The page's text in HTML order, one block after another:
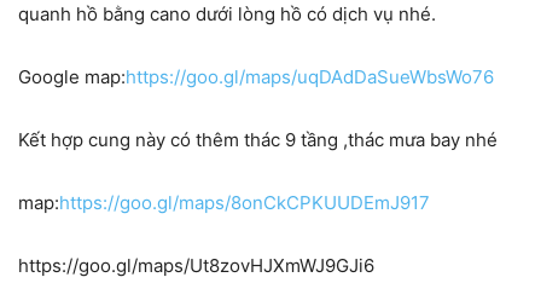
quanh hồ bằng cano dưới lòng hồ có dịch vụ nhé.
Google map:https://goo.gl/maps/uqDAdDaSueWbsWo76
Kết hợp cung này có thêm thác 9 tầng ,thác mưa bay nhé
map:https://goo.gl/maps/8onCkCPKUUDEmJ917
https://goo.gl/maps/Ut8zovHJXmWJ9GJi6